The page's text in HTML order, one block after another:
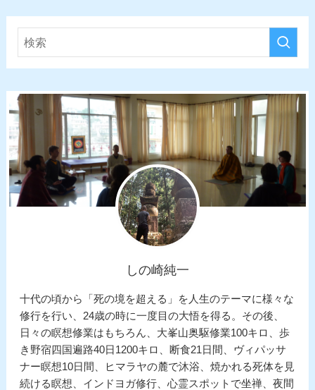
しの崎純一
十代の頃から「死の境を超える」を人生のテーマに様々な
修行を行い、24歳の時に一度目の大悟を得る。その後、
日々の瞑想修業はもちろん、大峯山奥駆修業100キロ、歩
き野宿四国遍路40日1200キロ、断食21日間、ヴィパッサ
ナー瞑想10日間、ヒマラヤの麓で沐浴、焼かれる死体を見
続ける瞑想、インドヨガ修行、心霊スポットで坐禅、夜間